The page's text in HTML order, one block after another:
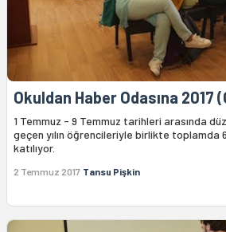
Okuldan Haber Odasına 2017
1 Temmuz - 9 Temmuz tarihleri arasında
geçen yılın öğrencileriyle birlikte toplamda
katılıyor.
2 Temmuz 2017 Tansu Pişkin